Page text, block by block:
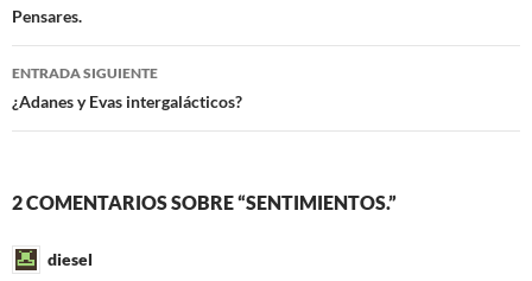
de
entradas
Pensares.
ENTRADA SIGUIENTE
¿Adanes y Evas intergalácticos?
2 COMENTARIOS SOBRE “SENTIMIENTOS.”
diesel